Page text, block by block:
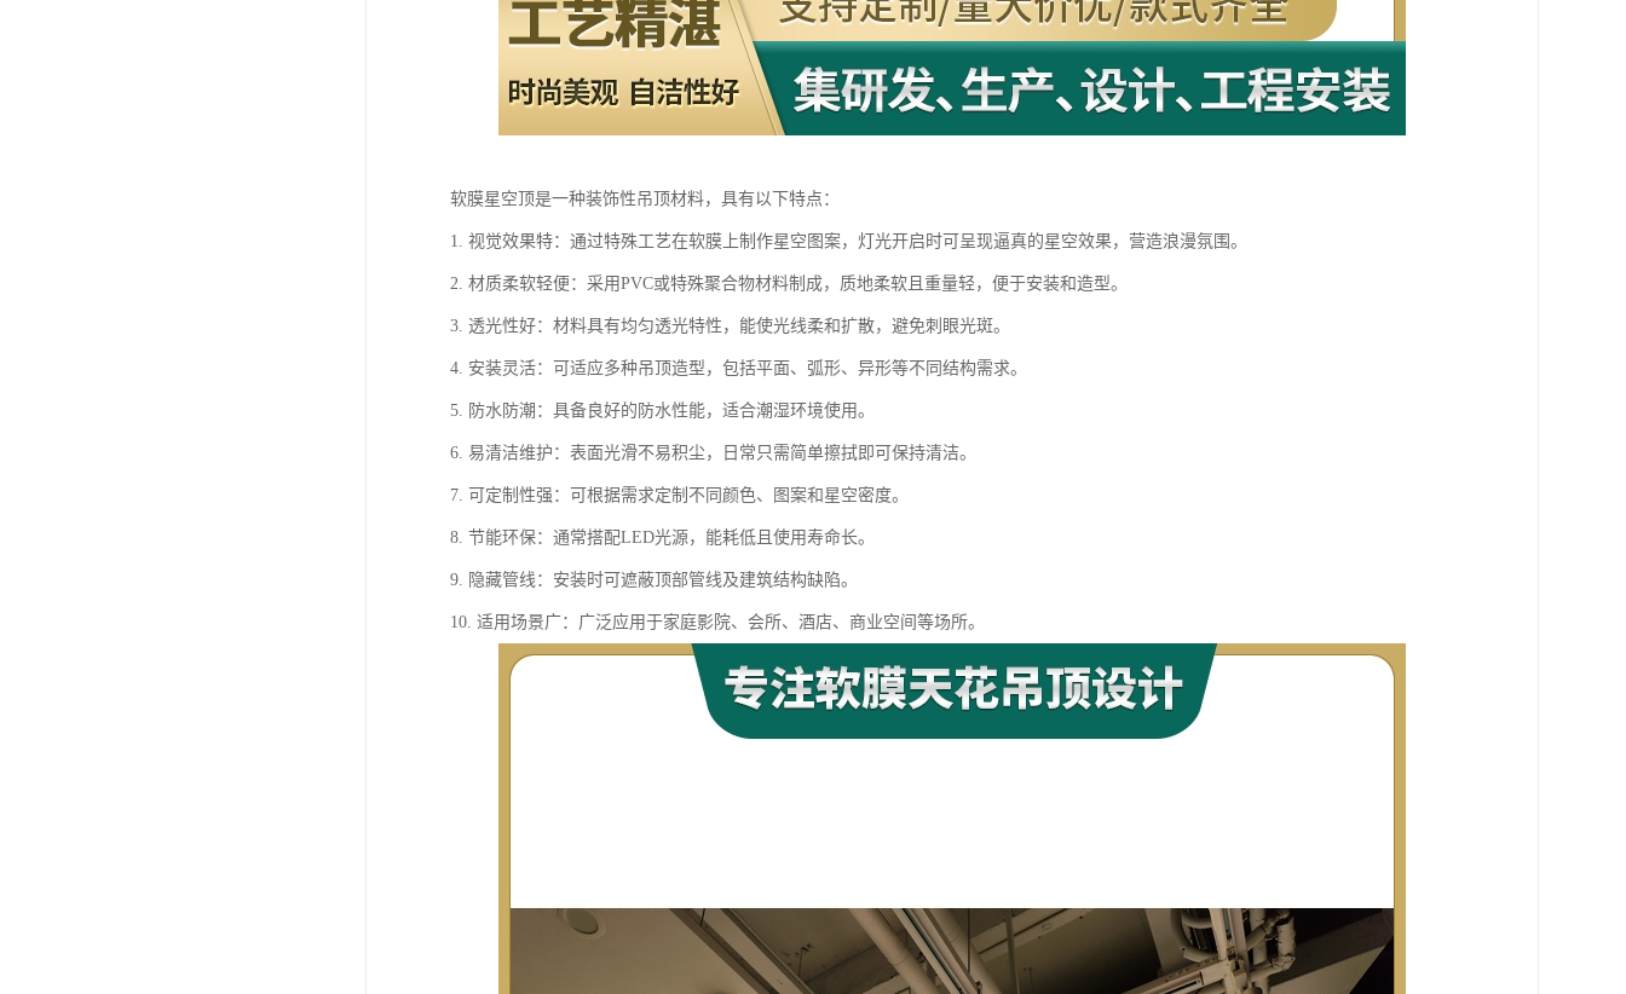
软膜星空顶是一种装饰性吊顶材料，具有以下特点：
1. 视觉效果特：通过特殊工艺在软膜上制作星空图案，灯光开启时可呈现逼真的星空效果，营造浪漫氛围。
2. 材质柔软轻便：采用PVC或特殊聚合物材料制成，质地柔软且重量轻，便于安装和造型。
3. 透光性好：材料具有均匀透光特性，能使光线柔和扩散，避免刺眼光斑。
4. 安装灵活：可适应多种吊顶造型，包括平面、弧形、异形等不同结构需求。
5. 防水防潮：具备良好的防水性能，适合潮湿环境使用。
6. 易清洁维护：表面光滑不易积尘，日常只需简单擦拭即可保持清洁。
7. 可定制性强：可根据需求定制不同颜色、图案和星空密度。
8. 节能环保：通常搭配LED光源，能耗低且使用寿命长。
9. 隐藏管线：安装时可遮蔽顶部管线及建筑结构缺陷。
10. 适用场景广：广泛应用于家庭影院、会所、酒店、商业空间等场所。